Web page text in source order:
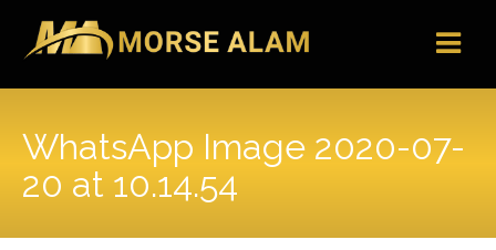
content
WhatsApp Image 2020-07-
20 at 10.14.54